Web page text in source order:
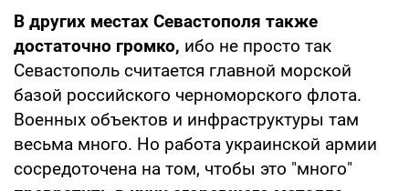
В других местах Севастополя также
достаточно громко, ибо не просто так
Севастополь считается главной морской
базой российского черноморского флота.
Военных объектов и инфраструктуры там
весьма много. Но работа украинской армии
сосредоточена на том, чтобы это "много"